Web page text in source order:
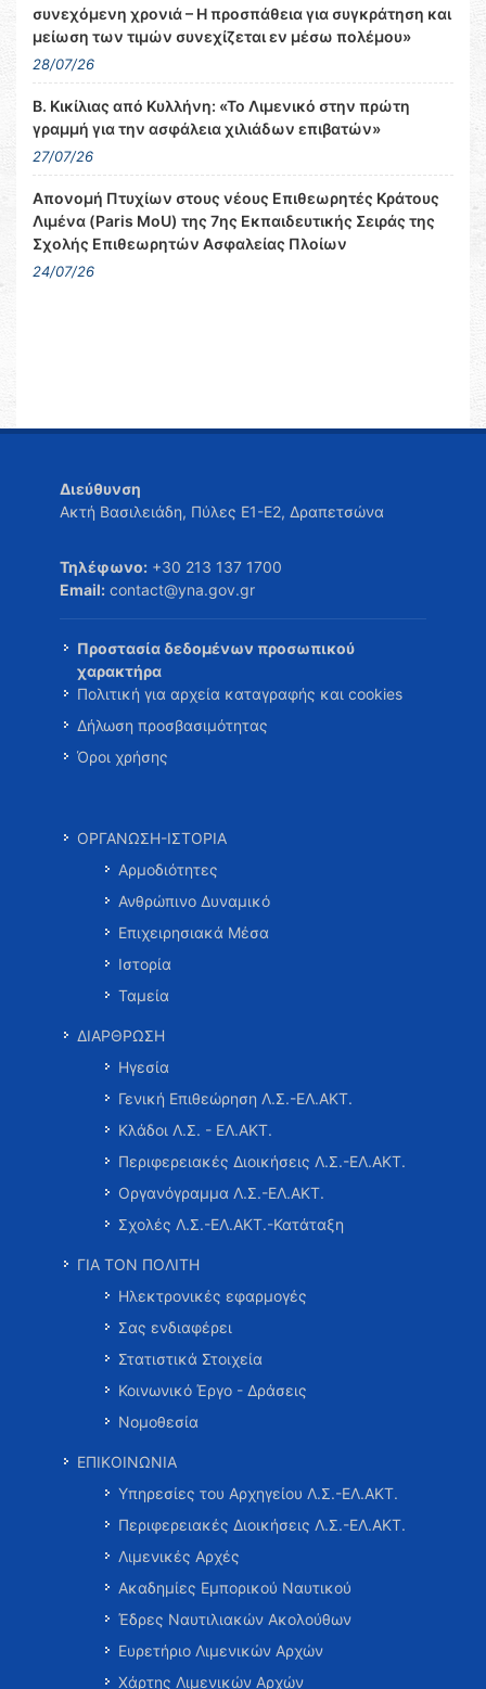
συνεχόμενη χρονιά – Η προσπάθεια για συγκράτηση και
μείωση των τιμών συνεχίζεται εν μέσω πολέμου»
28/07/26
Β. Κικίλιας από Κυλλήνη: «Το Λιμενικό στην πρώτη
γραμμή για την ασφάλεια χιλιάδων επιβατών»
27/07/26
Απονομή Πτυχίων στους νέους Επιθεωρητές Κράτους
Λιμένα (Paris MoU) της 7ης Εκπαιδευτικής Σειράς της
Σχολής Επιθεωρητών Ασφαλείας Πλοίων
24/07/26
Διεύθυνση
Ακτή Βασιλειάδη, Πύλες Ε1-Ε2, Δραπετσώνα
Τηλέφωνο: +30 213 137 1700
Email: contact@yna.gov.gr
Προστασία δεδομένων προσωπικού
χαρακτήρα
Πολιτική για αρχεία καταγραφής και cookies
Δήλωση προσβασιμότητας
Όροι χρήσης
ΟΡΓΑΝΩΣΗ-ΙΣΤΟΡΙΑ
Αρμοδιότητες
Ανθρώπινο Δυναμικό
Επιχειρησιακά Μέσα
Ιστορία
Ταμεία
ΔΙΑΡΘΡΩΣΗ
Ηγεσία
Γενική Επιθεώρηση Λ.Σ.-ΕΛ.ΑΚΤ.
Κλάδοι Λ.Σ. - ΕΛ.ΑΚΤ.
Περιφερειακές Διοικήσεις Λ.Σ.-ΕΛ.ΑΚΤ.
Οργανόγραμμα Λ.Σ.-ΕΛ.ΑΚΤ.
Σχολές Λ.Σ.-ΕΛ.ΑΚΤ.-Κατάταξη
ΓΙΑ ΤΟΝ ΠΟΛΙΤΗ
Ηλεκτρονικές εφαρμογές
Σας ενδιαφέρει
Στατιστικά Στοιχεία
Κοινωνικό Έργο - Δράσεις
Νομοθεσία
ΕΠΙΚΟΙΝΩΝΙΑ
Υπηρεσίες του Αρχηγείου Λ.Σ.-ΕΛ.ΑΚΤ.
Περιφερειακές Διοικήσεις Λ.Σ.-ΕΛ.ΑΚΤ.
Λιμενικές Αρχές
Ακαδημίες Εμπορικού Ναυτικού
Έδρες Ναυτιλιακών Ακολούθων
Ευρετήριο Λιμενικών Αρχών
Χάρτης Λιμενικών Αρχών